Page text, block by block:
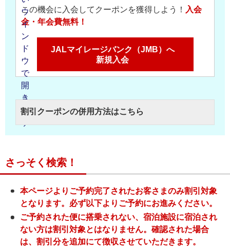
この機会に入会してクーポンを獲得しよう！ 入会
金・年会費無料！
JALマイレージバンク（JMB）へ
新規入会
割引クーポンの併用方法はこちら
さっそく検索！
本ページよりご予約完了されたお客さまのみ割引対象
となります。必ず以下よりご予約にお進みください。
ご予約された便に搭乗されない、宿泊施設に宿泊され
ない方は割引対象とはなりません。確認された場合
は、割引分を追加にて徴収させていただきます。